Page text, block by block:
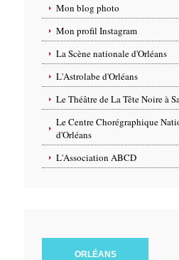
Mon blog photo
Mon profil Instagram
La Scène nationale d'Orléans
L'Astrolabe d'Orléans
Le Théâtre de La Tête Noire à
Le Centre Chorégraphique
d'Orléans
L'Association ABCD